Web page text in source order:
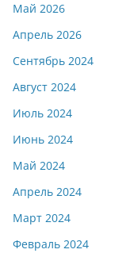
Май 2026
Апрель 2026
Сентябрь 2024
Август 2024
Июль 2024
Июнь 2024
Май 2024
Апрель 2024
Март 2024
Февраль 2024